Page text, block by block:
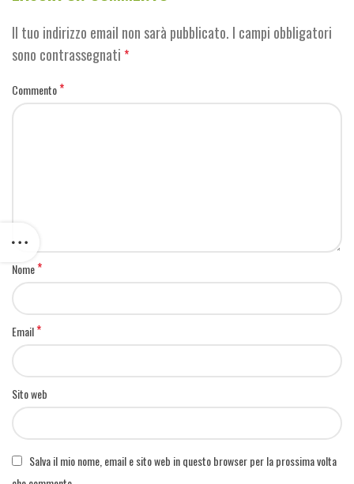
Il tuo indirizzo email non sarà pubblicato. I campi obbligatori
sono contrassegnati *
Commento*
Nome*
Email*
Sito web
Salva il mio nome, email e sito web in questo browser per la prossima volta